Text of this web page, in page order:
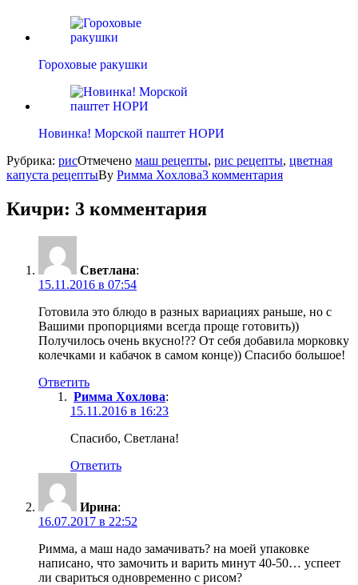
Гороховые ракушки
Новинка! Морской паштет НОРИ
Рубрика: рисОтмечено маш рецепты, рис рецепты, цветная
капуста рецептыBy Римма Хохлова3 комментария
Кичри: 3 комментария
Светлана:
15.11.2016 в 07:54
Готовила это блюдо в разных вариациях раньше, но с
Вашими пропорциями всегда проще готовить))
Получилось очень вкусно!?? От себя добавила морковку
колечками и кабачок в самом конце)) Спасибо большое!
Ответить
Римма Хохлова:
15.11.2016 в 16:23
Спасибо, Светлана!
Ответить
Ирина:
16.07.2017 в 22:52
Римма, а маш надо замачивать? на моей упаковке
написано, что замочить и варить минут 40-50… успеет
ли свариться одновременно с рисом?